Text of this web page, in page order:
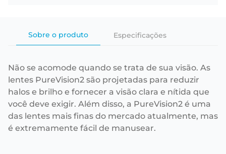
Sobre o produto Especificações
Não se acomode quando se trata de sua visão. As
lentes PureVision2 são projetadas para reduzir
halos e brilho e fornecer a visão clara e nítida que
você deve exigir. Além disso, a PureVision2 é uma
das lentes mais finas do mercado atualmente, mas
é extremamente fácil de manusear.